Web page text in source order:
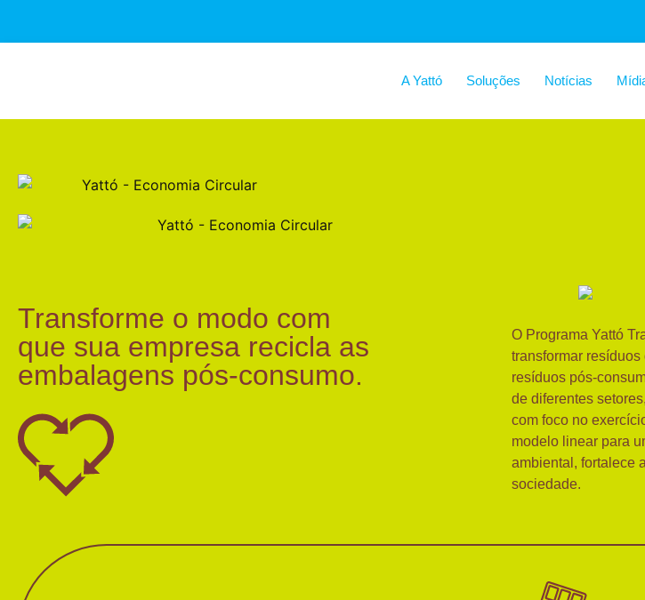
A Yattó Soluções Notícias
Transforme o modo com
que sua empresa recicla as
embalagens pós-consumo.
O Programa Yattó
transformar
resíduos pós-
de diferentes
com foco no
modelo linear para
ambiental, fortalece
sociedade.